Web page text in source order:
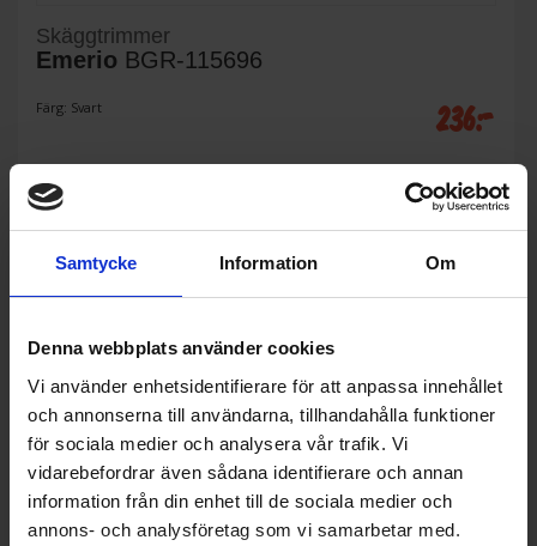
Samtycke Information Om
Denna webbplats använder cookies
Vi använder enhetsidentifierare för att anpassa innehållet
och annonserna till användarna, tillhandahålla funktioner
för sociala medier och analysera vår trafik. Vi
vidarebefordrar även sådana identifierare och annan
information från din enhet till de sociala medier och
annons- och analysföretag som vi samarbetar med.
Skäggtrimmer
Emerio BGR-115696
Färg: Svart 236:-
KÖP